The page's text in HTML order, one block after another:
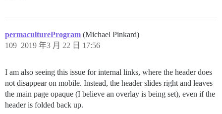
permacultureProgram (Michael Pinkard)
2019 年3 月 22 日 17:56
109
I am also seeing this issue for internal links, where the header does
not disappear on mobile. Instead, the header slides right and leaves
the main page opaque (I believe an overlay is being set), even if the
header is folded back up.